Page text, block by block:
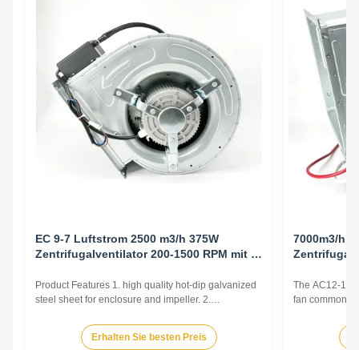
EC 9-7 Luftstrom 2500 m3/h 375W
Zentrifugalventilator 200-1500 RPM mit 0-
Product Features 1. high quality hot-dip galvanized
steel sheet for enclosure and impeller. 2.
small vibration. Main advantages 1. Experience and
good service. We professionally produce fan motors
Erhalten Sie besten Preis
7000m3/h
The AC12-12
fan commonly
and various
by